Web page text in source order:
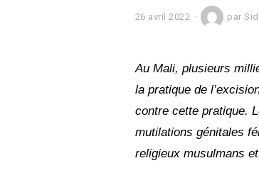
26 avril 2022
r
l
2
0
2
par
Au Mali, plusieurs
la pratique de
contre cette pratique.
mutilations génitales
religieux musulmans